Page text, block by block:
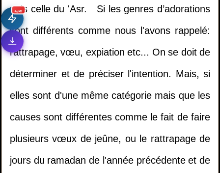
جديد
puis celle du 'Asr. Si les genres d’adorations
sont différents comme nous l'avons rappelé:
rattrapage, vœu, expiation etc... On se doit de
déterminer et de préciser l'intention. Mais, si
elles sont d'une même catégorie mais que les
causes sont différentes comme le fait de faire
plusieurs vœux de jeûne, ou le rattrapage de
jours du ramadan de l'année précédente et de
pas la réussite dans sa vie - Cheikh Khaled Al
Mosleh
2.Etudier dans un collège mixte
3.la personne qui meurt électrocutée à le
même statut que celle qui meurt brulée?
4.Est-il permis de jouer à la PlayStation?
1. Le jugement de la fornication pendant
Ramadan.
Vues10563 )